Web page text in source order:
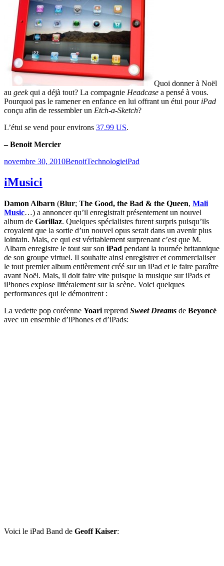
Quoi donner à Noël
au geekqui a déjà tout? La compagnie Headcase a pensé à vous.
Pourquoi pas le ramener en enfance en lui offrant un étui pour iPad
conçu afin de ressembler un Etch-a-Sketch?
L’étui se vend pour environs 37.99 US.
– Benoit Mercier
Publié
novembre 30, 2010BenoitCatégories
TechnologieÉtiquettes
iPad
iMusici
Damon Albarn (Blur; The Good, the Bad & the Queen, Mali
Music…) a annoncer qu’il enregistrait présentement un nouvel
album de Gorillaz. Quelques spécialistes furent surpris puisqu’ils
croyaient que la sortie d’un nouvel opus serait dans un avenir plus
lointain. Mais, ce qui est véritablement surprenant c’est que M.
Albarn enregistre le tout sur son iPad pendant la tournée britannique
de son groupe virtuel. Il souhaite ainsi enregistrer et commercialiser
le tout premier album entièrement créé sur un iPad et le faire paraître
avant Noël. Mais, il doit faire vite puisque la musique sur iPads et
iPhones explose littéralement sur la scène. Voici quelques
performances qui le démontrent :
La vedette pop coréenne Yoari reprend Sweet Dreams de Beyoncé
avec un ensemble d’iPhones et d’iPads:
Voici le iPad Band de Geoff Kaiser: